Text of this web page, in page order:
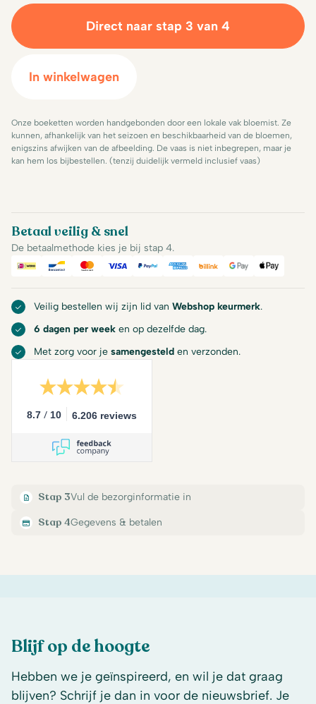
Direct naar stap 3 van 4
In winkelwagen
Onze boeketten worden handgebonden door een lokale vak bloemist. Ze
kunnen, afhankelijk van het seizoen en beschikbaarheid van de bloemen,
enigszins afwijken van de afbeelding. De vaas is niet inbegrepen, maar je
kan hem los bijbestellen. (tenzij duidelijk vermeld inclusief vaas)
Betaal veilig & snel
De betaalmethode kies je bij stap 4.
iDeal Bancontact
Mastercard
Visa PayPalAmerican Express
BillinkGoogle Pay
Apple
Veilig bestellen wij zijn lid van Webshop keurmerk.
6 dagen per week en op dezelfde dag.
Met zorg voor je samengesteld en verzonden.
8.7 / 10 6.206 reviews
Stap 3Vul de bezorginformatie in
Stap 4Gegevens & betalen
Blijf op de hoogte
Hebben we je geïnspireerd, en wil je dat graag
blijven? Schrijf je dan in voor de nieuwsbrief. Je